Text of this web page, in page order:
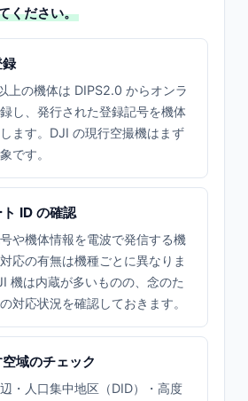
ください。
上の機体は DIPS2.0 からオンラ
し、発行された登録記号を機体
ます。DJI の現行空撮機はまず
です。
ト ID の確認
や機体情報を電波で発信する機
応の有無は機種ごとに異なりま
機は内蔵が多いものの、念のた
対応状況を確認しておきます。
域のチェック
・人口集中地区（DID）・高度